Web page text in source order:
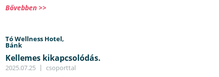
Bővebben >>
Tó Wellness Hotel,
Bánk
Kellemes kikapcsolódás.
2025.07.25 csoporttal